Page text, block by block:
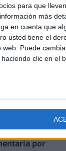
para que
más
en cuenta que
usted tiene el
Puede
clic en el
por